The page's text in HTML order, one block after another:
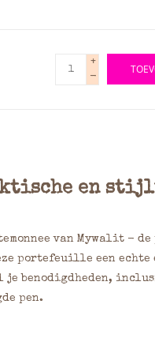
+
-
en
van Mywalit -
portefeuille een echte
je benodigdheden,
pen.